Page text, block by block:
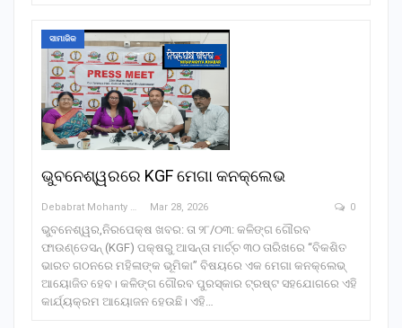
ସାମାଜିକ
ଭୁବନେଶ୍ୱରରେ KGF ମେଗା କନକ୍ଲେଭ
Debabrat Mohanty Mar 28, 2026 0
ଭୁବନେଶ୍ୱର,ନିରପେକ୍ଷ ଖବର: ତା ୨୮/୦୩: କଳିଙ୍ଗ ଗୌରବ
ଫାଉଣ୍ଡେସନ୍ (KGF) ପକ୍ଷରୁ ଆସନ୍ତା ମାର୍ଚ୍ଚ ୩୦ ତାରିଖରେ “ବିକଶିତ
ଭାରତ ଗଠନରେ ମହିଳାଙ୍କ ଭୂମିକା” ବିଷୟରେ ଏକ ମେଗା କନକ୍ଲେଭ୍
ଆୟୋଜିତ ହେବ। କଳିଙ୍ଗ ଗୌରବ ପୁରସ୍କାର ଟ୍ରଷ୍ଟ ସହଯୋଗରେ ଏହି
କାର୍ଯ୍ୟକ୍ରମ ଆୟୋଜନ ହେଉଛି। ଏହି…